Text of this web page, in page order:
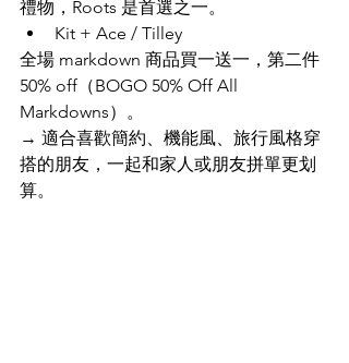
禮物，Roots 是首選之一。
Kit + Ace / Tilley
全場 markdown 商品買一送一，第二件
50% off（BOGO 50% Off All
Markdowns）。
→ 適合喜歡簡約、機能風、旅行風格穿
搭的朋友，一起和家人或朋友拼單更划
算。